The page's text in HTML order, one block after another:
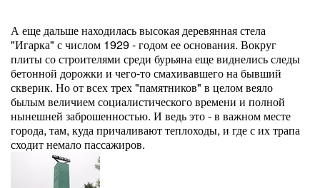
А еще дальше находилась высокая деревянная стела
"Игарка" с числом 1929 - годом ее основания. Вокруг
плиты со строителями среди бурьяна еще виднелись следы
бетонной дорожки и чего-то смахивавшего на бывший
скверик. Но от всех трех "памятников" в целом веяло
былым величием социалистического времени и полной
нынешней заброшенностью. И ведь это - в важном месте
города, там, куда причаливают теплоходы, и где с их трапа
сходит немало пассажиров.